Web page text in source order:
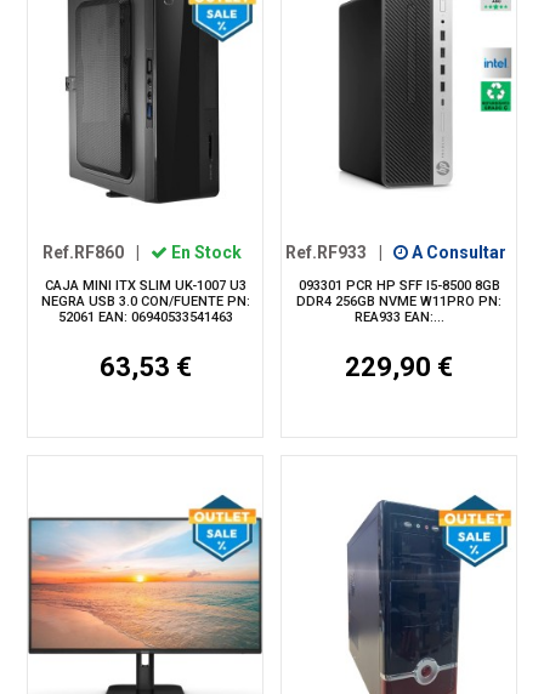
Ref.RF860 | En Stock
CAJA MINI ITX SLIM UK-1007 U3
NEGRA USB 3.0 CON/FUENTE PN:
52061 EAN: 06940533541463
63,53 €
Ref.RF933 | A Consultar
093301 PCR HP SFF I5-8500 8GB
DDR4 256GB NVME W11PRO PN:
REA933 EAN:...
229,90 €